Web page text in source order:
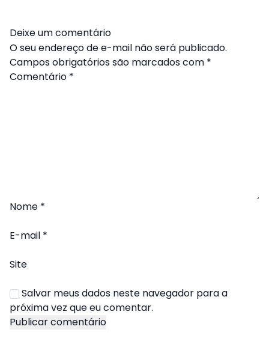
Deixe um comentário
O seu endereço de e-mail não será publicado.
Campos obrigatórios são marcados com *
Comentário *
Nome *
E-mail *
Site
Salvar meus dados neste navegador para a
próxima vez que eu comentar.